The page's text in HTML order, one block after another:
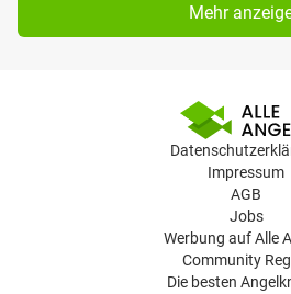
Mehr
Impressum
AGB
Jobs
Werbung auf Alle
Community
Die besten